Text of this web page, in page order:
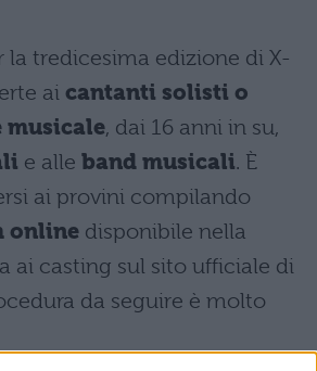
la tredicesima edizione di X-
ai cantanti solisti o
musicale, dai 16 anni in su,
e alle band musicali. È
ai provini compilando
online disponibile nella
ai casting sul sito ufficiale di
da seguire è molto